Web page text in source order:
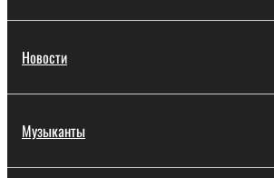
Новости
Музыканты